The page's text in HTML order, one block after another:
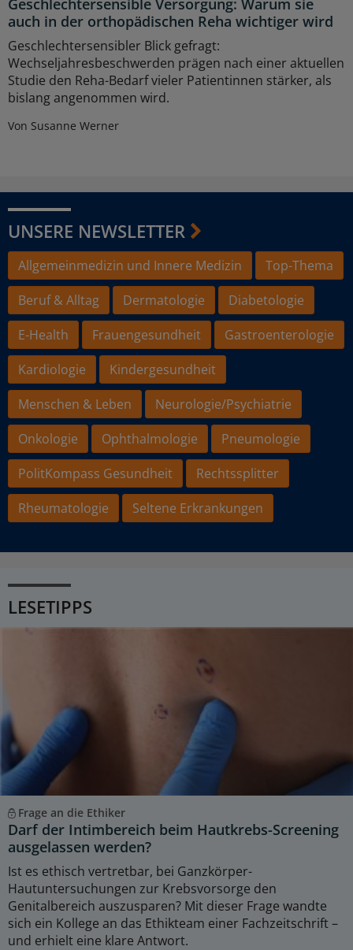
Geschlechtersensible Versorgung: Warum sie
auch in der orthopädischen Reha wichtiger wird
Geschlechtersensibler Blick gefragt:
Wechseljahresbeschwerden prägen nach einer aktuellen
Studie den Reha-Bedarf vieler Patientinnen stärker, als
bislang angenommen wird.
Von Susanne Werner
UNSERE NEWSLETTER
Allgemeinmedizin und Innere Medizin
Top-Thema
Beruf & Alltag
Dermatologie
Diabetologie
E-Health
Frauengesundheit
Gastroenterologie
Kardiologie
Kindergesundheit
Menschen & Leben
Neurologie/Psychiatrie
Onkologie
Ophthalmologie
Pneumologie
PolitKompass Gesundheit
Rechtssplitter
Rheumatologie
Seltene Erkrankungen
LESETIPPS
Frage an die Ethiker
Darf der Intimbereich beim Hautkrebs-Screening
ausgelassen werden?
Ist es ethisch vertretbar, bei Ganzkörper-
Hautuntersuchungen zur Krebsvorsorge den
Genitalbereich auszusparen? Mit dieser Frage wandte
sich ein Kollege an das Ethikteam einer Fachzeitschrift –
und erhielt eine klare Antwort.